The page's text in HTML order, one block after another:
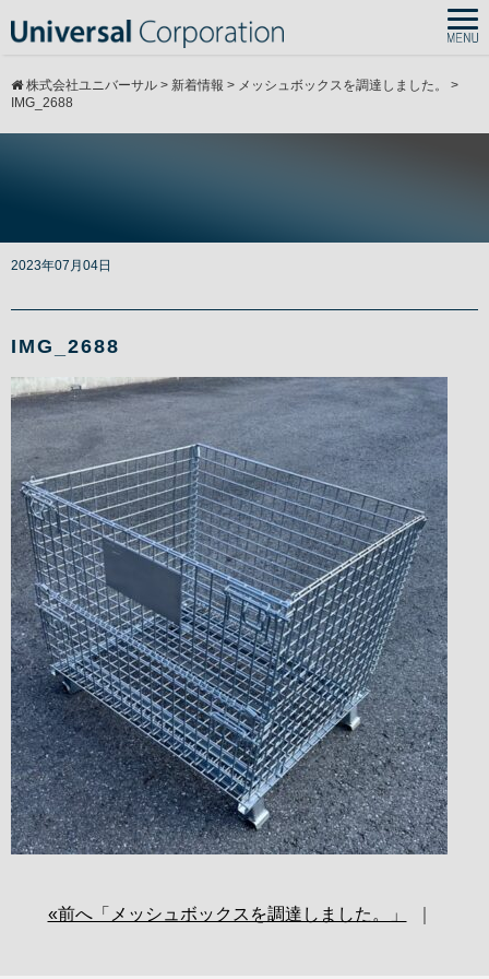
株式会社ユニバーサル > 新着情報 > メッシュボックスを調達しました。
>
IMG_2688
/home/cmspro5/j-
uc.co.jp/public_html/wp-
content/themes/
on line21
2023年07月04日
IMG_2688
«前へ「メッシュボックスを調達しました。」